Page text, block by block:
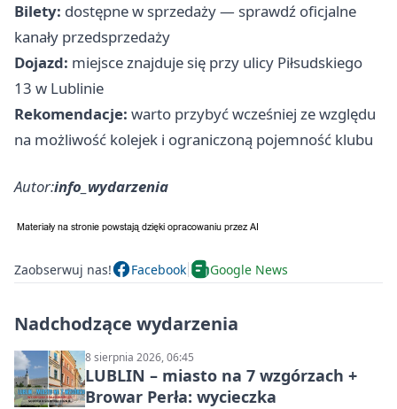
Bilety: dostępne w sprzedaży — sprawdź oficjalne
kanały przedsprzedaży
Dojazd: miejsce znajduje się przy ulicy Piłsudskiego
13 w Lublinie
Rekomendacje: warto przybyć wcześniej ze względu
na możliwość kolejek i ograniczoną pojemność klubu
Autor:info_wydarzenia
Zaobserwuj nas! Facebook Google News
Nadchodzące wydarzenia
8 sierpnia 2026, 06:45
LUBLIN – miasto na 7 wzgórzach +
Browar Perła: wycieczka